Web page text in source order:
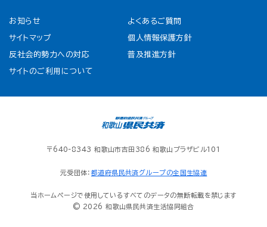
お知らせ よくあるご質問
サイトマップ 個人情報保護方針
反社会的勢力への対応 普及推進方針
サイトのご利用について
〒640-8343 和歌山市吉田386 和歌山プラザビル101
元受団体： 都道府県民共済グループの全国生協連
当ホームページで使用しているすべてのデータの無断転載を禁じます
© 2026 和歌山県民共済生活協同組合